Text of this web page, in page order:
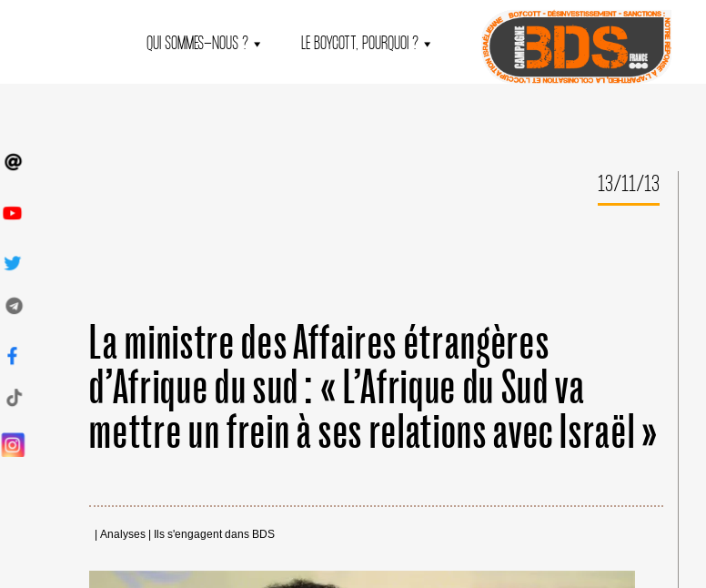
QUI SOMMES-NOUS ? LE BOYCOTT, POURQUOI ?
13/11/13
La ministre des Affaires étrangères
d’Afrique du sud : « L’Afrique du Sud va
mettre un frein à ses relations avec Israël »
|Analyses Ils s'engagent dans BDS